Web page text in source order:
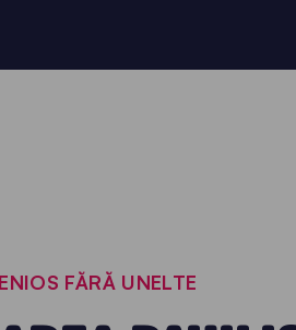
FĂRĂ UNELTE